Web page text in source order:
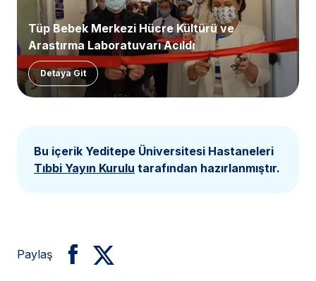
Tüp Bebek Merkezi Hücre Kültürü ve
Araştırma Laboratuvarı Açıldı
Detaya Git
Bu içerik Yeditepe Üniversitesi Hastaneleri
Tıbbi Yayın Kurulu tarafından hazırlanmıştır.
Paylaş